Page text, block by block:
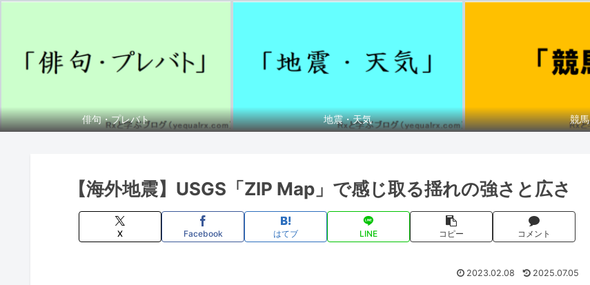
俳句・プレバト 地震・天気 競馬
【海外地震】USGS「ZIP Map」で感じ取る揺れの強さと広さ
X Facebook はてブ LINE コピー コメント
2023.02.08 2025.07.05